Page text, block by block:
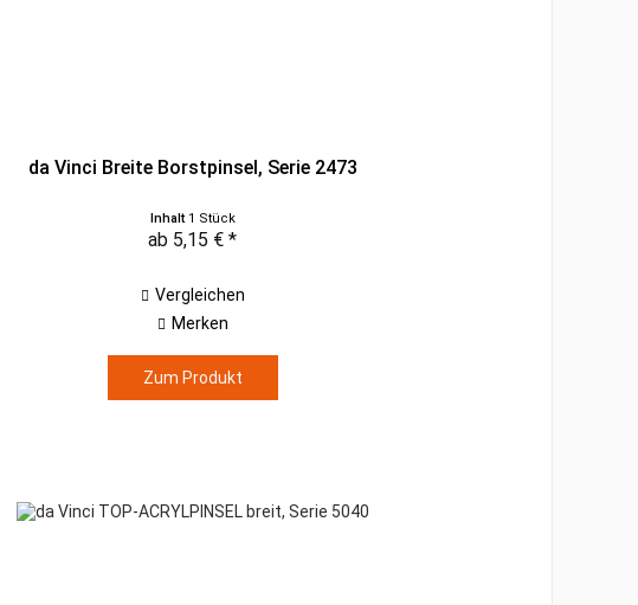
da Vinci Breite Borstpinsel, Serie 2473
Inhalt 1 Stück
ab 5,15 € *
Vergleichen
Merken
Zum Produkt